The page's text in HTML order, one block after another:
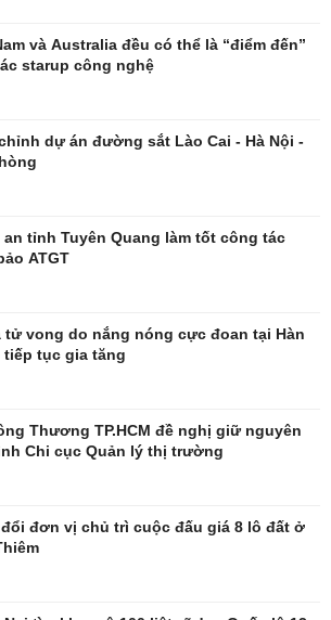
Tư vấn
Săn Tour
và Australia đều có thể là “điểm đến”
starup công nghệ
dự án đường sắt Lào Cai - Hà Nội -
an tỉnh Tuyên Quang làm tốt công tác
ATGT
tử vong do nắng nóng cực đoan tại Hàn
tiếp tục gia tăng
Thương TP.HCM đề nghị giữ nguyên
Chi cục Quản lý thị trường
đơn vị chủ trì cuộc đấu giá 8 lô đất ở